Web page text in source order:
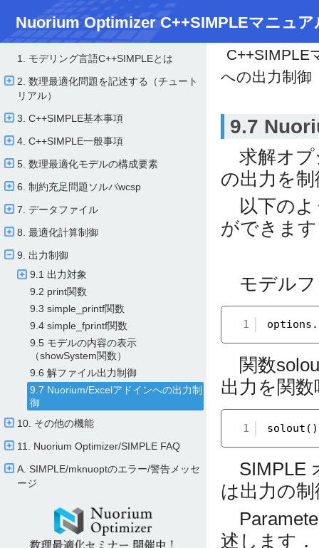
Nuorium Optimizer C++SIMPLEマニュア
1. モデリング言語C++SIMPLEとは
2. 数理最適化問題を記述する（チュート
リアル）
3. C++SIMPLE基本事項
4. C++SIMPLE一般事項
5. 数理最適化モデルの構成要素
6. 制約充足問題ソルバwcsp
7. データファイル
8. 最適化計算制御
9. 出力制御
9.1 出力対象
9.2 print関数
9.3 simple_printf関数
9.4 simple_fprintf関数
9.5 モデルの内容の表示
（showSystem関数）
9.6 解ファイル出力制御
9.7 Nuorium/​Excelアドインへの出力制
御
10. その他の機能
11. Nuorium Optimizer/​SIMPLE FAQ
A. SIMPLE/​mknuoptのエラー/​警告メッセ
ージ
C++SIMPLE
への出力制御
9.7
求解オプ
の出力を
以下のよ
ができま
モデルフ
1
関数
出力を関
1
SIMPLE
は出力の
述します．